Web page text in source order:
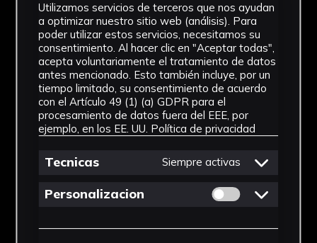
421-663, Universidad de Sevilla, 2018).
Leer más
NºCatálogo
Cronología
Utilizamos servicios de terceros que nos ayudan
a optimizar nuestro sitio web (análisis). Para
poder utilizar estos servicios, necesitamos su
consentimiento. Al hacer clic en "Aceptar todas",
acepta voluntariamente el tratamiento de datos
antes mencionado. Esto también incluye, por un
tiempo limitado, su consentimiento de acuerdo
con el Artículo 49 (1) (a) GDPR para el
procesamiento de datos fuera del EEE, por
ejemplo, en los EE. UU. Política de privacidad
Tecnicas Siempre activas
Personalizacion Permitir cookies